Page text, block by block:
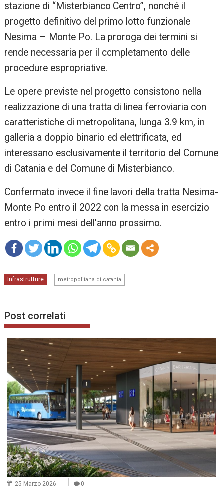
stazione di “Misterbianco Centro”, nonché il
progetto definitivo del primo lotto funzionale
Nesima – Monte Po. La proroga dei termini si
rende necessaria per il completamento delle
procedure espropriative.
Le opere previste nel progetto consistono nella
realizzazione di una tratta di linea ferroviaria con
caratteristiche di metropolitana, lunga 3.9 km, in
galleria a doppio binario ed elettrificata, ed
interessano esclusivamente il territorio del Comune
di Catania e del Comune di Misterbianco.
Confermato invece il fine lavori della tratta Nesima-
Monte Po entro il 2022 con la messa in esercizio
entro i primi mesi dell’anno prossimo.
Infrastrutture metropolitana di catania
Post correlati
25 Marzo 2026 0